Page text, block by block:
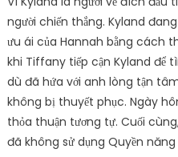
người chiến thắng. Kyland
ưu ái của Hannah bằng cách
khi Tiffany tiếp cận Kyland để
dù đã hứa với anh lòng tận
không bị thuyết phục. Ngày
thỏa thuận tương tự. Cuối
đã không sử dụng Quyền năng